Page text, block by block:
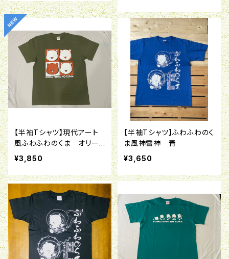
【半袖Tシャツ】現代アート
風ふわふわのくま オリー
ブ
¥3,850
【半袖Tシャツ】ふわふわのく
ま風神雷神 青
¥3,650